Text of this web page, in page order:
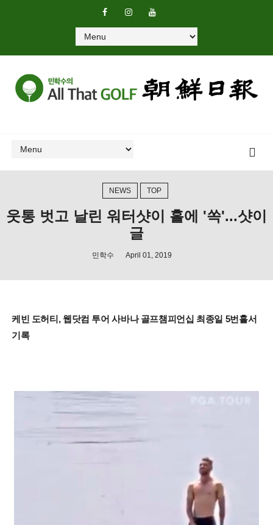
NEWS TOP
웃통 벗고 날린 워터샷이 홀에 '쏙'...샷이
글
민학수 April 01, 2019
케빈 도허티, 웹닷컴 투어 사바나 골프챔피언십 최종일 5번홀서
기록